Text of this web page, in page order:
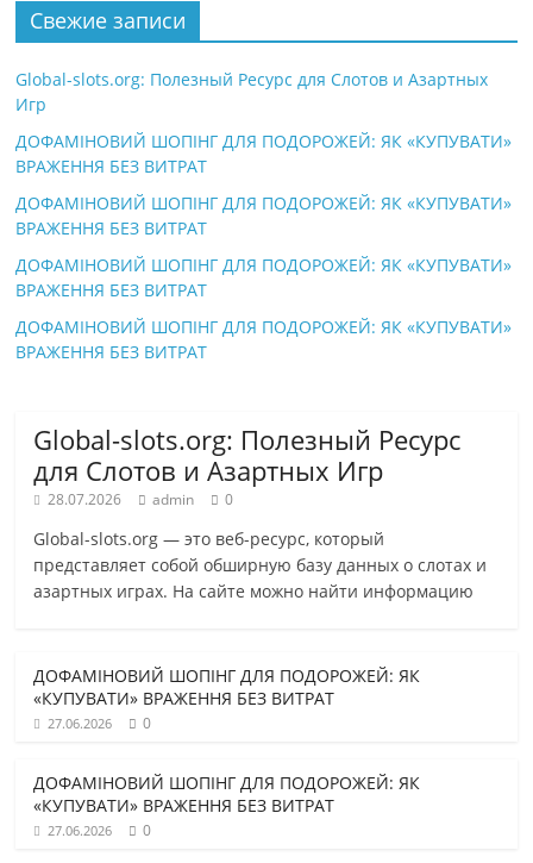
Свежие записи
Global-slots.org: Полезный Ресурс для Слотов и Азартных
Игр
ДОФАМІНОВИЙ ШОПІНГ ДЛЯ ПОДОРОЖЕЙ: ЯК «КУПУВАТИ»
ВРАЖЕННЯ БЕЗ ВИТРАТ
ДОФАМІНОВИЙ ШОПІНГ ДЛЯ ПОДОРОЖЕЙ: ЯК «КУПУВАТИ»
ВРАЖЕННЯ БЕЗ ВИТРАТ
ДОФАМІНОВИЙ ШОПІНГ ДЛЯ ПОДОРОЖЕЙ: ЯК «КУПУВАТИ»
ВРАЖЕННЯ БЕЗ ВИТРАТ
ДОФАМІНОВИЙ ШОПІНГ ДЛЯ ПОДОРОЖЕЙ: ЯК «КУПУВАТИ»
ВРАЖЕННЯ БЕЗ ВИТРАТ
Global-slots.org: Полезный Ресурс
для Слотов и Азартных Игр
28.07.2026 admin 0
Global-slots.org — это веб-ресурс, который
представляет собой обширную базу данных о слотах и
азартных играх. На сайте можно найти информацию
ДОФАМІНОВИЙ ШОПІНГ ДЛЯ ПОДОРОЖЕЙ: ЯК
«КУПУВАТИ» ВРАЖЕННЯ БЕЗ ВИТРАТ
27.06.2026 0
ДОФАМІНОВИЙ ШОПІНГ ДЛЯ ПОДОРОЖЕЙ: ЯК
«КУПУВАТИ» ВРАЖЕННЯ БЕЗ ВИТРАТ
27.06.2026 0